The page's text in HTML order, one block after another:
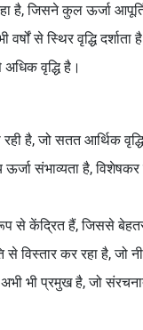
है, जिसने कुल ऊर्जा आपूर्ति
वर्षों से स्थिर वृद्धि
वृद्धि है।
है, जो सतत आर्थिक
संभाव्यता है,
से केंद्रित हैं, जिससे
से विस्तार कर रहा है, जो
भी प्रमुख है, जो